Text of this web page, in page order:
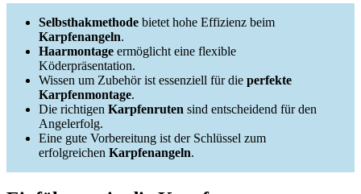
Selbsthakmethode bietet hohe Effizienz beim
Karpfenangeln.
Haarmontage ermöglicht eine flexible
Köderpräsentation.
Wissen um Zubehör ist essenziell für die perfekte
Karpfenmontage.
Die richtigen Karpfenruten sind entscheidend für den
Angelerfolg.
Eine gute Vorbereitung ist der Schlüssel zum
erfolgreichen Karpfenangeln.